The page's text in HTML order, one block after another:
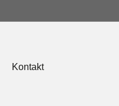
Kontakt